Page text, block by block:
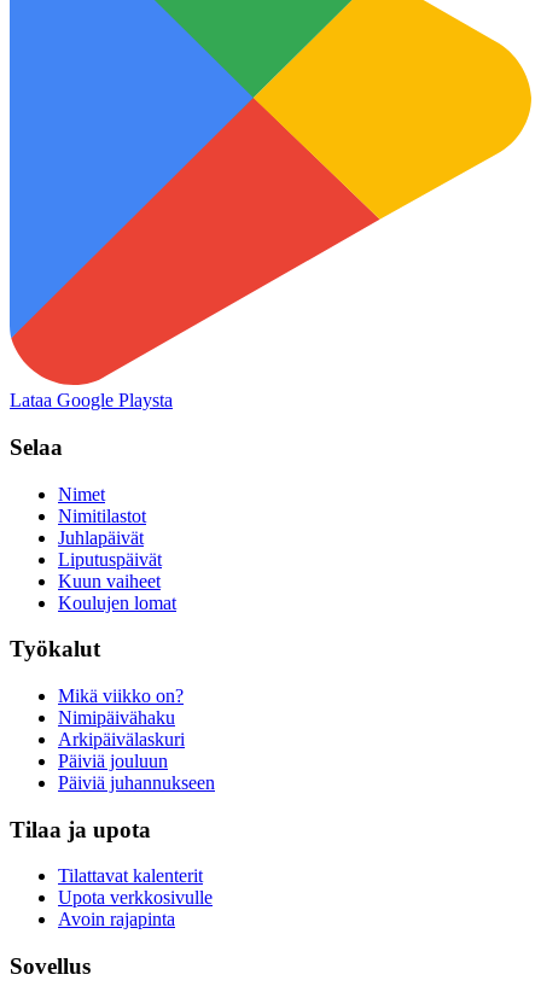
Lataa Google Playsta
Selaa
Nimet
Nimitilastot
Juhlapäivät
Liputuspäivät
Kuun vaiheet
Koulujen lomat
Työkalut
Mikä viikko on?
Nimipäivähaku
Arkipäivälaskuri
Päiviä jouluun
Päiviä juhannukseen
Tilaa ja upota
Tilattavat kalenterit
Upota verkkosivulle
Avoin rajapinta
Sovellus